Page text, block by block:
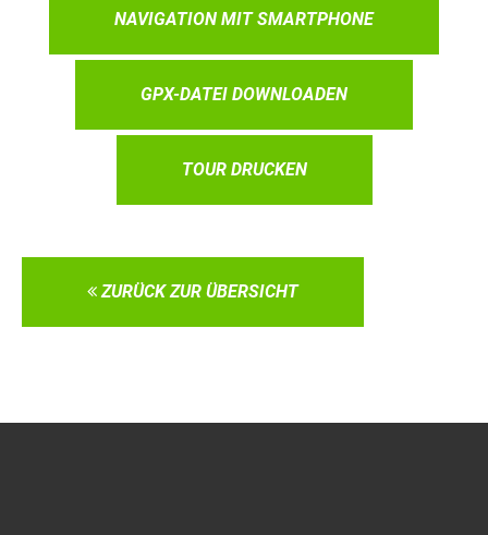
NAVIGATION MIT SMARTPHONE
GPX-DATEI DOWNLOADEN
TOUR DRUCKEN
ZURÜCK ZUR ÜBERSICHT